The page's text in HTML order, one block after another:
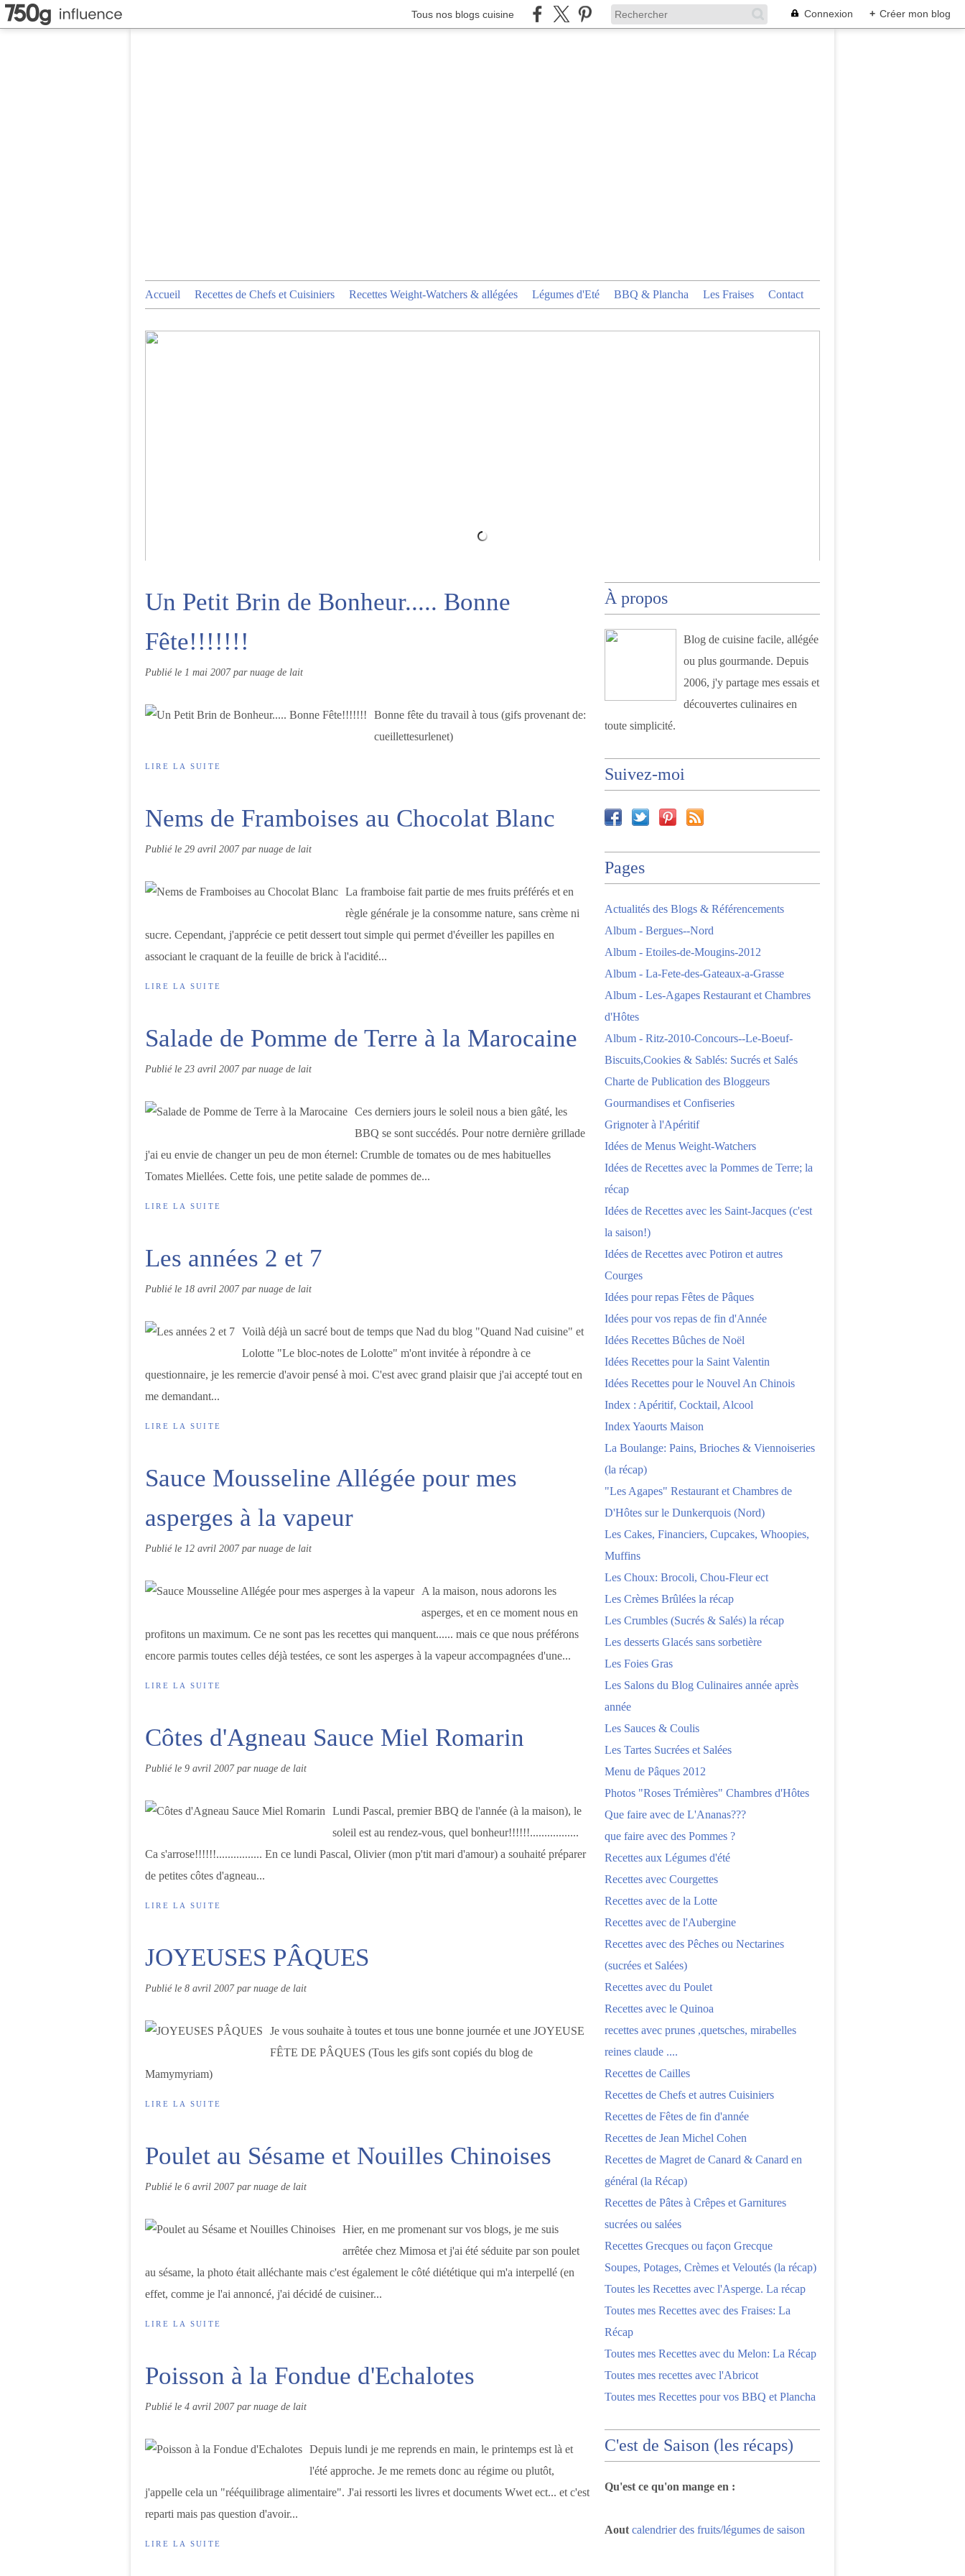
Tous nos blogs cuisine Connexion + Créer mon blog
Accueil Recettes de Chefs et Cuisiniers Recettes Weight-Watchers & allégées Légumes d'Eté BBQ & Plancha Les Fraises Contact
Un Petit Brin de Bonheur..... Bonne
Fête!!!!!!!
Publié le 1 mai 2007par nuage de lait
Bonne fête du travail à tous (gifs provenant de:
cueillettesurlenet)
LIRE LA SUITE
Nems de Framboises au Chocolat Blanc
Publié le 29 avril 2007par nuage de lait
La framboise fait partie de mes fruits préférés et en
règle générale je la consomme nature, sans crème ni
sucre. Cependant, j'apprécie ce petit dessert tout simple qui permet d'éveiller les papilles en
associant le craquant de la feuille de brick à l'acidité...
LIRE LA SUITE
Salade de Pomme de Terre à la Marocaine
Publié le 23 avril 2007par nuage de lait
Ces derniers jours le soleil nous a bien gâté, les
BBQ se sont succédés. Pour notre dernière grillade
j'ai eu envie de changer un peu de mon éternel: Crumble de tomates ou de mes habituelles
Tomates Miellées. Cette fois, une petite salade de pommes de...
LIRE LA SUITE
Les années 2 et 7
Publié le 18 avril 2007par nuage de lait
Voilà déjà un sacré bout de temps que Nad du blog "Quand Nad cuisine" et
Lolotte "Le bloc-notes de Lolotte" m'ont invitée à répondre à ce
questionnaire, je les remercie d'avoir pensé à moi. C'est avec grand plaisir que j'ai accepté tout en
me demandant...
LIRE LA SUITE
Sauce Mousseline Allégée pour mes
asperges à la vapeur
Publié le 12 avril 2007par nuage de lait
A la maison, nous adorons les
asperges, et en ce moment nous en
profitons un maximum. Ce ne sont pas les recettes qui manquent...... mais ce que nous préférons
encore parmis toutes celles déjà testées, ce sont les asperges à la vapeur accompagnées d'une...
LIRE LA SUITE
Côtes d'Agneau Sauce Miel Romarin
Publié le 9 avril 2007par nuage de lait
Lundi Pascal, premier BBQ de l'année (à la maison), le
soleil est au rendez-vous, quel bonheur!!!!!!.................
Ca s'arrose!!!!!!................ En ce lundi Pascal, Olivier (mon p'tit mari d'amour) a souhaité préparer
de petites côtes d'agneau...
LIRE LA SUITE
JOYEUSES PÂQUES
Publié le 8 avril 2007par nuage de lait
Je vous souhaite à toutes et tous une bonne journée et une JOYEUSE
FÊTE DE PÂQUES (Tous les gifs sont copiés du blog de
Mamymyriam)
LIRE LA SUITE
Poulet au Sésame et Nouilles Chinoises
Publié le 6 avril 2007par nuage de lait
Hier, en me promenant sur vos blogs, je me suis
arrêtée chez Mimosa et j'ai été séduite par son poulet
au sésame, la photo était alléchante mais c'est également le côté diététique qui m'a interpellé (en
effet, comme je l'ai annoncé, j'ai décidé de cuisiner...
LIRE LA SUITE
Poisson à la Fondue d'Echalotes
Publié le 4 avril 2007par nuage de lait
Depuis lundi je me reprends en main, le printemps est là et
l'été approche. Je me remets donc au régime ou plutôt,
j'appelle cela un "rééquilibrage alimentaire". J'ai ressorti les livres et documents Wwet ect... et c'est
reparti mais pas question d'avoir...
LIRE LA SUITE
À propos
Blog de cuisine facile, allégée
ou plus gourmande. Depuis
2006, j'y partage mes essais et
découvertes culinaires en
toute simplicité.
Suivez-moi
Pages
Actualités des Blogs & Référencements
Album - Bergues--Nord
Album - Etoiles-de-Mougins-2012
Album - La-Fete-des-Gateaux-a-Grasse
Album - Les-Agapes Restaurant et Chambres
d'Hôtes
Album - Ritz-2010-Concours--Le-Boeuf-
Biscuits,Cookies & Sablés: Sucrés et Salés
Charte de Publication des Bloggeurs
Gourmandises et Confiseries
Grignoter à l'Apéritif
Idées de Menus Weight-Watchers
Idées de Recettes avec la Pommes de Terre; la
récap
Idées de Recettes avec les Saint-Jacques (c'est
la saison!)
Idées de Recettes avec Potiron et autres
Courges
Idées pour repas Fêtes de Pâques
Idées pour vos repas de fin d'Année
Idées Recettes Bûches de Noël
Idées Recettes pour la Saint Valentin
Idées Recettes pour le Nouvel An Chinois
Index : Apéritif, Cocktail, Alcool
Index Yaourts Maison
La Boulange: Pains, Brioches & Viennoiseries
(la récap)
"Les Agapes" Restaurant et Chambres de
D'Hôtes sur le Dunkerquois (Nord)
Les Cakes, Financiers, Cupcakes, Whoopies,
Muffins
Les Choux: Brocoli, Chou-Fleur ect
Les Crèmes Brûlées la récap
Les Crumbles (Sucrés & Salés) la récap
Les desserts Glacés sans sorbetière
Les Foies Gras
Les Salons du Blog Culinaires année après
année
Les Sauces & Coulis
Les Tartes Sucrées et Salées
Menu de Pâques 2012
Photos "Roses Trémières" Chambres d'Hôtes
Que faire avec de L'Ananas???
que faire avec des Pommes ?
Recettes aux Légumes d'été
Recettes avec Courgettes
Recettes avec de la Lotte
Recettes avec de l'Aubergine
Recettes avec des Pêches ou Nectarines
(sucrées et Salées)
Recettes avec du Poulet
Recettes avec le Quinoa
recettes avec prunes ,quetsches, mirabelles
reines claude ....
Recettes de Cailles
Recettes de Chefs et autres Cuisiniers
Recettes de Fêtes de fin d'année
Recettes de Jean Michel Cohen
Recettes de Magret de Canard & Canard en
général (la Récap)
Recettes de Pâtes à Crêpes et Garnitures
sucrées ou salées
Recettes Grecques ou façon Grecque
Soupes, Potages, Crèmes et Veloutés (la récap)
Toutes les Recettes avec l'Asperge. La récap
Toutes mes Recettes avec des Fraises: La
Récap
Toutes mes Recettes avec du Melon: La Récap
Toutes mes recettes avec l'Abricot
Toutes mes Recettes pour vos BBQ et Plancha
C'est de Saison (les récaps)
Qu'est ce qu'on mange en :
Aout calendrier des fruits/légumes de saison